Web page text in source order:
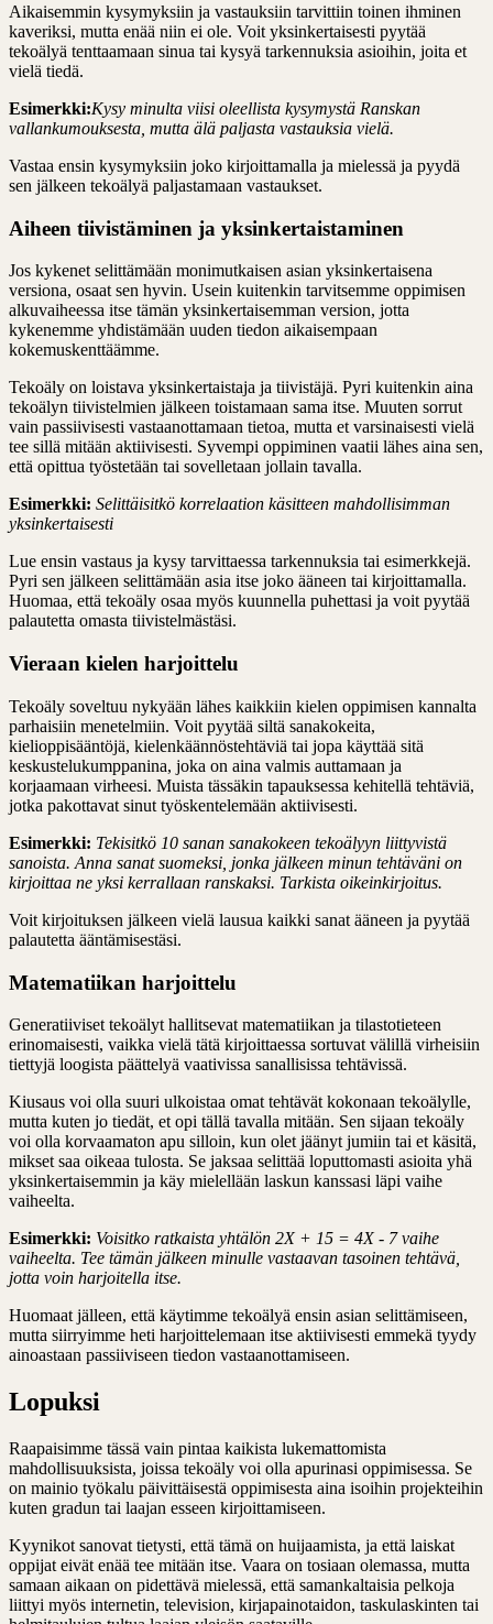
Aikaisemmin kysymyksiin ja vastauksiin tarvittiin toinen ihminen
kaveriksi, mutta enää niin ei ole. Voit yksinkertaisesti pyytää
tekoälyä tenttaamaan sinua tai kysyä tarkennuksia asioihin, joita et
vielä tiedä.
Esimerkki:Kysy minulta viisi oleellista kysymystä Ranskan
vallankumouksesta, mutta älä paljasta vastauksia vielä.
Vastaa ensin kysymyksiin joko kirjoittamalla ja mielessä ja pyydä
sen jälkeen tekoälyä paljastamaan vastaukset.
Aiheen tiivistäminen ja yksinkertaistaminen
Jos kykenet selittämään monimutkaisen asian yksinkertaisena
versiona, osaat sen hyvin. Usein kuitenkin tarvitsemme oppimisen
alkuvaiheessa itse tämän yksinkertaisemman version, jotta
kykenemme yhdistämään uuden tiedon aikaisempaan
kokemuskenttäämme.
Tekoäly on loistava yksinkertaistaja ja tiivistäjä. Pyri kuitenkin aina
tekoälyn tiivistelmien jälkeen toistamaan sama itse. Muuten sorrut
vain passiivisesti vastaanottamaan tietoa, mutta et varsinaisesti vielä
tee sillä mitään aktiivisesti. Syvempi oppiminen vaatii lähes aina sen,
että opittua työstetään tai sovelletaan jollain tavalla.
Esimerkki: Selittäisitkö korrelaation käsitteen mahdollisimman
yksinkertaisesti
Lue ensin vastaus ja kysy tarvittaessa tarkennuksia tai esimerkkejä.
Pyri sen jälkeen selittämään asia itse joko ääneen tai kirjoittamalla.
Huomaa, että tekoäly osaa myös kuunnella puhettasi ja voit pyytää
palautetta omasta tiivistelmästäsi.
Vieraan kielen harjoittelu
Tekoäly soveltuu nykyään lähes kaikkiin kielen oppimisen kannalta
parhaisiin menetelmiin. Voit pyytää siltä sanakokeita,
kielioppisääntöjä, kielenkäännöstehtäviä tai jopa käyttää sitä
keskustelukumppanina, joka on aina valmis auttamaan ja
korjaamaan virheesi. Muista tässäkin tapauksessa kehitellä tehtäviä,
jotka pakottavat sinut työskentelemään aktiivisesti.
Esimerkki: Tekisitkö 10 sanan sanakokeen tekoälyyn liittyvistä
sanoista. Anna sanat suomeksi, jonka jälkeen minun tehtäväni on
kirjoittaa ne yksi kerrallaan ranskaksi. Tarkista oikeinkirjoitus.
Voit kirjoituksen jälkeen vielä lausua kaikki sanat ääneen ja pyytää
palautetta ääntämisestäsi.
Matematiikan harjoittelu
Generatiiviset tekoälyt hallitsevat matematiikan ja tilastotieteen
erinomaisesti, vaikka vielä tätä kirjoittaessa sortuvat välillä virheisiin
tiettyjä loogista päättelyä vaativissa sanallisissa tehtävissä.
Kiusaus voi olla suuri ulkoistaa omat tehtävät kokonaan tekoälylle,
mutta kuten jo tiedät, et opi tällä tavalla mitään. Sen sijaan tekoäly
voi olla korvaamaton apu silloin, kun olet jäänyt jumiin tai et käsitä,
mikset saa oikeaa tulosta. Se jaksaa selittää loputtomasti asioita yhä
yksinkertaisemmin ja käy mielellään laskun kanssasi läpi vaihe
vaiheelta.
Esimerkki: Voisitko ratkaista yhtälön 2X + 15 = 4X - 7 vaihe
vaiheelta. Tee tämän jälkeen minulle vastaavan tasoinen tehtävä,
jotta voin harjoitella itse.
Huomaat jälleen, että käytimme tekoälyä ensin asian selittämiseen,
mutta siirryimme heti harjoittelemaan itse aktiivisesti emmekä tyydy
ainoastaan passiiviseen tiedon vastaanottamiseen.
Lopuksi
Raapaisimme tässä vain pintaa kaikista lukemattomista
mahdollisuuksista, joissa tekoäly voi olla apurinasi oppimisessa. Se
on mainio työkalu päivittäisestä oppimisesta aina isoihin projekteihin
kuten gradun tai laajan esseen kirjoittamiseen.
Kyynikot sanovat tietysti, että tämä on huijaamista, ja että laiskat
oppijat eivät enää tee mitään itse. Vaara on tosiaan olemassa, mutta
samaan aikaan on pidettävä mielessä, että samankaltaisia pelkoja
liittyi myös internetin, television, kirjapainotaidon, taskulaskinten tai